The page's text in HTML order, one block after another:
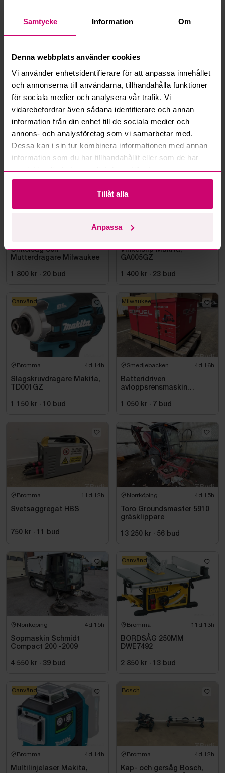
Samtycke Information Om
Denna webbplats använder cookies
Vi använder enhetsidentifierare för att anpassa innehållet
och annonserna till användarna, tillhandahålla funktioner
för sociala medier och analysera vår trafik. Vi
vidarebefordrar även sådana identifierare och annan
information från din enhet till de sociala medier och
annons- och analysföretag som vi samarbetar med.
Dessa kan i sin tur kombinera informationen med annan
information som du har tillhandahållit eller som de har
samlat in när du har använt deras tjänster.
Tillåt alla
Anpassa
Hur fungerar budmotorn?
Kan ni frakta mina vunna objekt?
Läs fler frågor och svar
Mer från samma kategori
Cirkelsåg och
Mutterdragare Milwaukee
1 800 kr · 20 bud
Milwaukee
Vinkelslip Makita,
GA005GZ
1 400 kr · 23 bud
Oanvänd
Bromma 4d 14h
Slagskruvdragare Makita,
TD001GZ
1 150 kr · 10 bud
Oanvänd
Smedjebacken 4d 16h
Batteridriven
avloppsrensmaskin
FSSM-121 | Oanvänd
1 050 kr · 7 bud
Milwaukee
Bromma 11d 12h
Svetsaggregat HBS
750 kr · 11 bud
Norrköping 4d 15h
Toro Groundsmaster 5910
gräsklippare
13 250 kr · 56 bud
Norrköping 4d 15h
Sopmaskin Schmidt
Compact 200 -2009
4 550 kr · 39 bud
Bromma 11d 13h
BORDSÅG 250MM
DWE7492
2 850 kr · 13 bud
Oanvänd
Bromma 4d 14h
Multilinjelaser Makita,
Oanvänd
Bromma 4d 12h
Kap- och gersåg Bosch,
Bosch